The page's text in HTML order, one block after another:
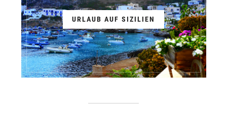
URLAUB AUF SIZILIEN